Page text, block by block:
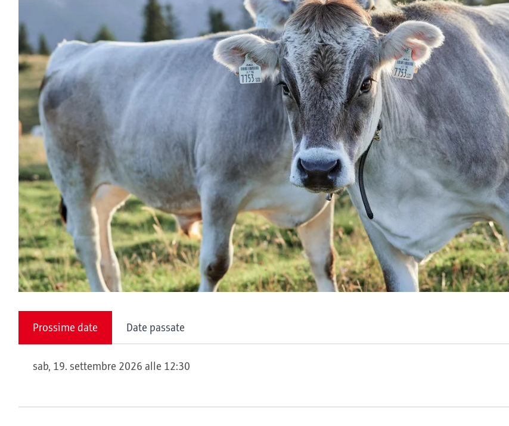
Prossime date Date passate
sab, 19. settembre 2026 alle 12:30